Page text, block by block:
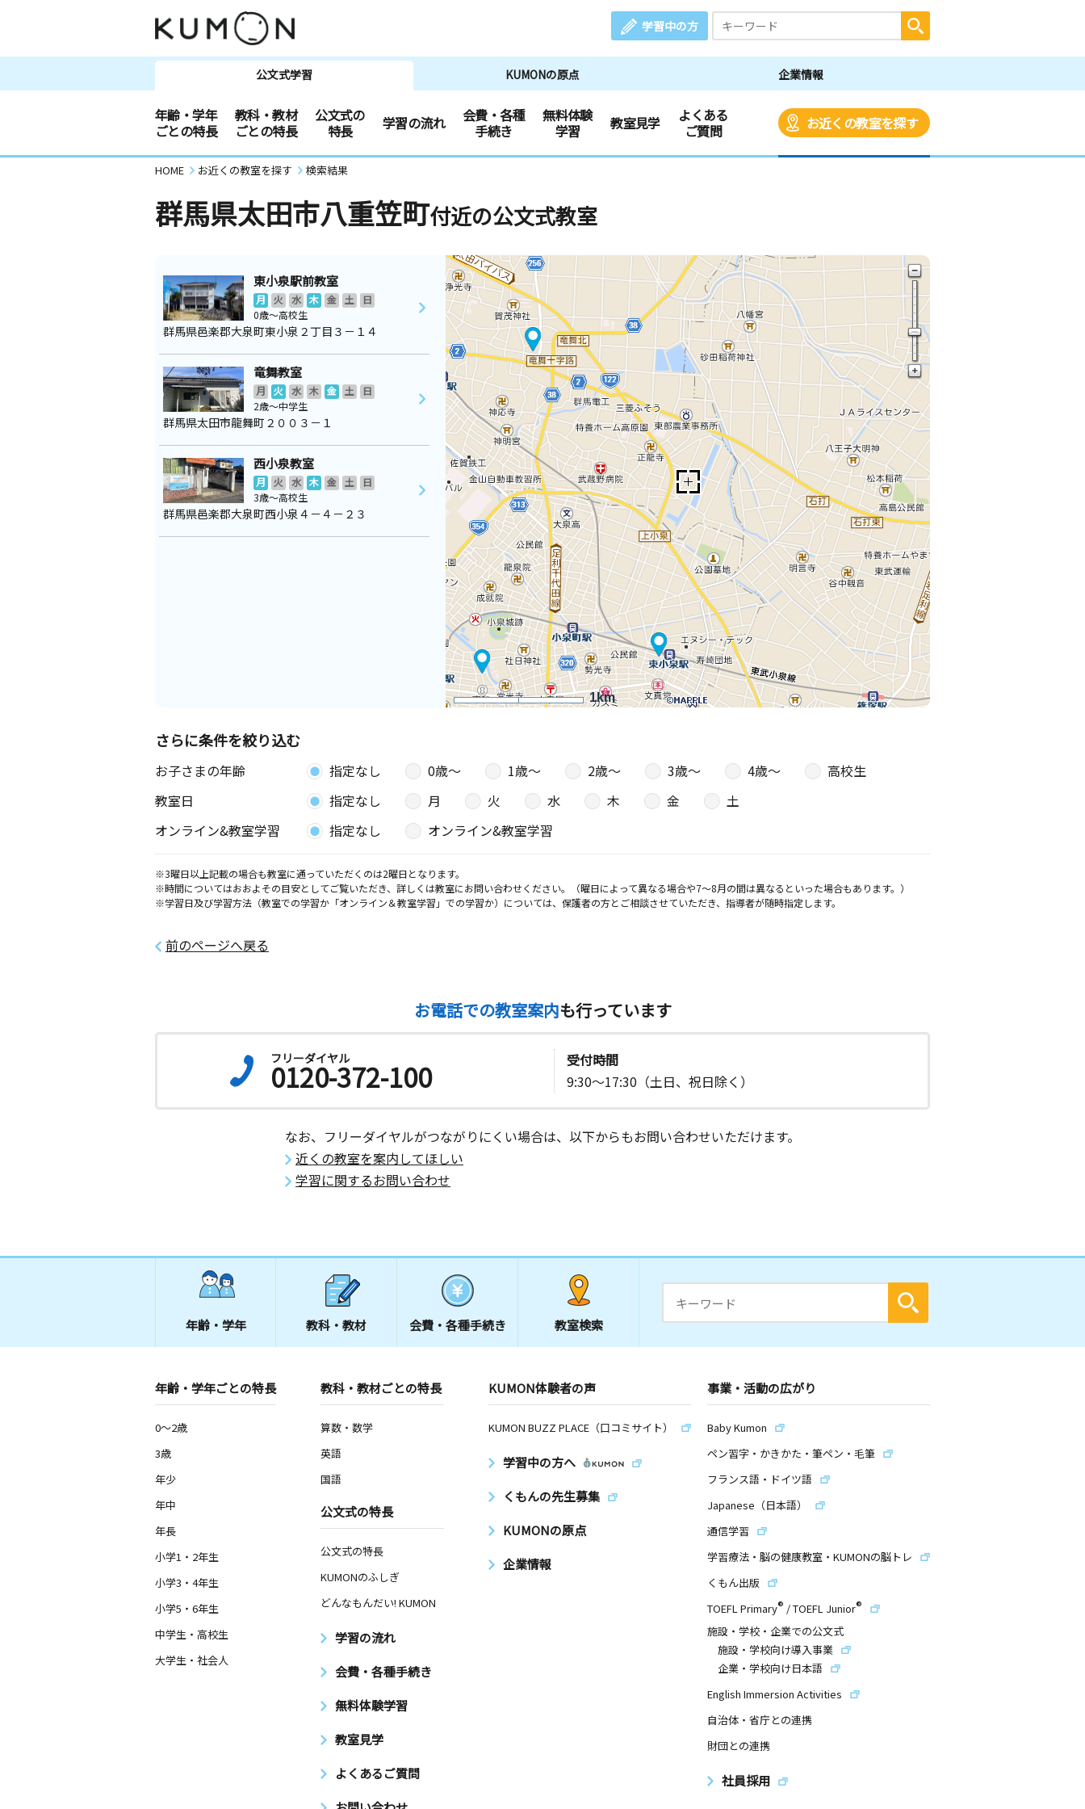
学習中の方
公文式学習 KUMONの原点 企業情報
年齢・学年
ごとの特長
教科・教材
ごとの特長
公文式の
特長
学習の流れ
会費・各種
手続き
無料体験
学習
教室見学
よくある
ご質問
お近くの教室を探す
HOME お近くの教室を探す 検索結果
群馬県太田市八重笠町付近の公文式教室
1km
東小泉駅前教室
月 火 水 木 金 土
日
0歳～高校生
群馬県邑楽郡大泉町東小泉２丁目３－１４
竜舞教室
月 火 水 木 金 土
日
2歳～中学生
群馬県太田市龍舞町２００３－１
西小泉教室
月 火 水 木 金 土
日
3歳～高校生
群馬県邑楽郡大泉町西小泉４－４－２３
さらに条件を絞り込む
お子さまの年齢 指定なし 0歳〜 1歳〜 2歳〜 3歳〜 4歳〜
高校生
教室日
指定なし 月 火 水 木 金
土
オンライン&教室学習
指定なし オンライン&教室学習
※3曜日以上記載の場合も教室に通っていただくのは2曜日となります。
※時間についてはおおよその目安としてご覧いただき、詳しくは教室にお問い合わせください。（曜日によって異なる場合や7～8月の間は異なるといった場合もあります。）
※学習日及び学習方法（教室での学習か「オンライン＆教室学習」での学習か）については、保護者の方とご相談させていただき、指導者が随時指定します。
前のページへ戻る
お電話での教室案内も行っています
フリーダイヤル
0120-372-100
受付時間
9:30～17:30（土日、祝日除く）
なお、フリーダイヤルがつながりにくい場合は、以下からもお問い合わせいただけます。
近くの教室を案内してほしい
学習に関するお問い合わせ
年齢・学年 教科・教材 会費・ 各種手続き 教室検索
年齢・学年ごとの特長
0～2歳
3歳
年少
年中
年長
小学1・2年生
小学3・4年生
小学5・6年生
中学生・高校生
大学生・社会人
教科・教材ごとの特長
算数・数学
英語
国語
公文式の特長
公文式の特長
KUMONのふしぎ
どんなもんだい! KUMON
学習の流れ
会費・各種手続き
無料体験学習
教室見学
よくあるご質問
KUMON体験者の声
KUMON BUZZ PLACE（口コミサイト）
学習中の方へ
くもんの先生募集
KUMONの原点
企業情報
事業・活動の広がり
Baby Kumon
ペン習字・かきかた・筆ペン・毛筆
フランス語・ドイツ語
Japanese（日本語）
通信学習
学習療法・脳の健康教室・KUMONの脳トレ
くもん出版
TOEFL Primary® /TOEFL Junior®
施設・学校・企業での公文式
施設・学校向け導入事業
企業・学校向け日本語
English Immersion Activities
自治体・省庁との連携
財団との連携
社員採用